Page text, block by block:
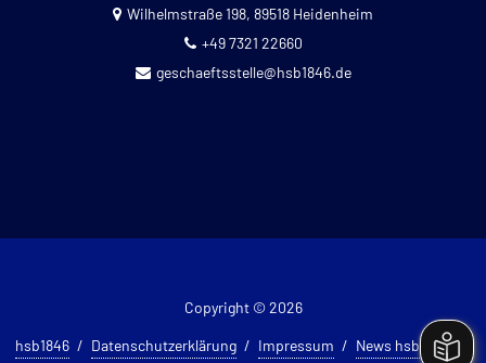
Wilhelmstraße 198, 89518 Heidenheim
+49 7321 22660
geschaeftsstelle@hsb1846.de
Copyright © 2026
hsb1846 Datenschutzerklärung Impressum
News hsb 1846